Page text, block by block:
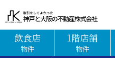
飲食店
物件
1階店舗
物件